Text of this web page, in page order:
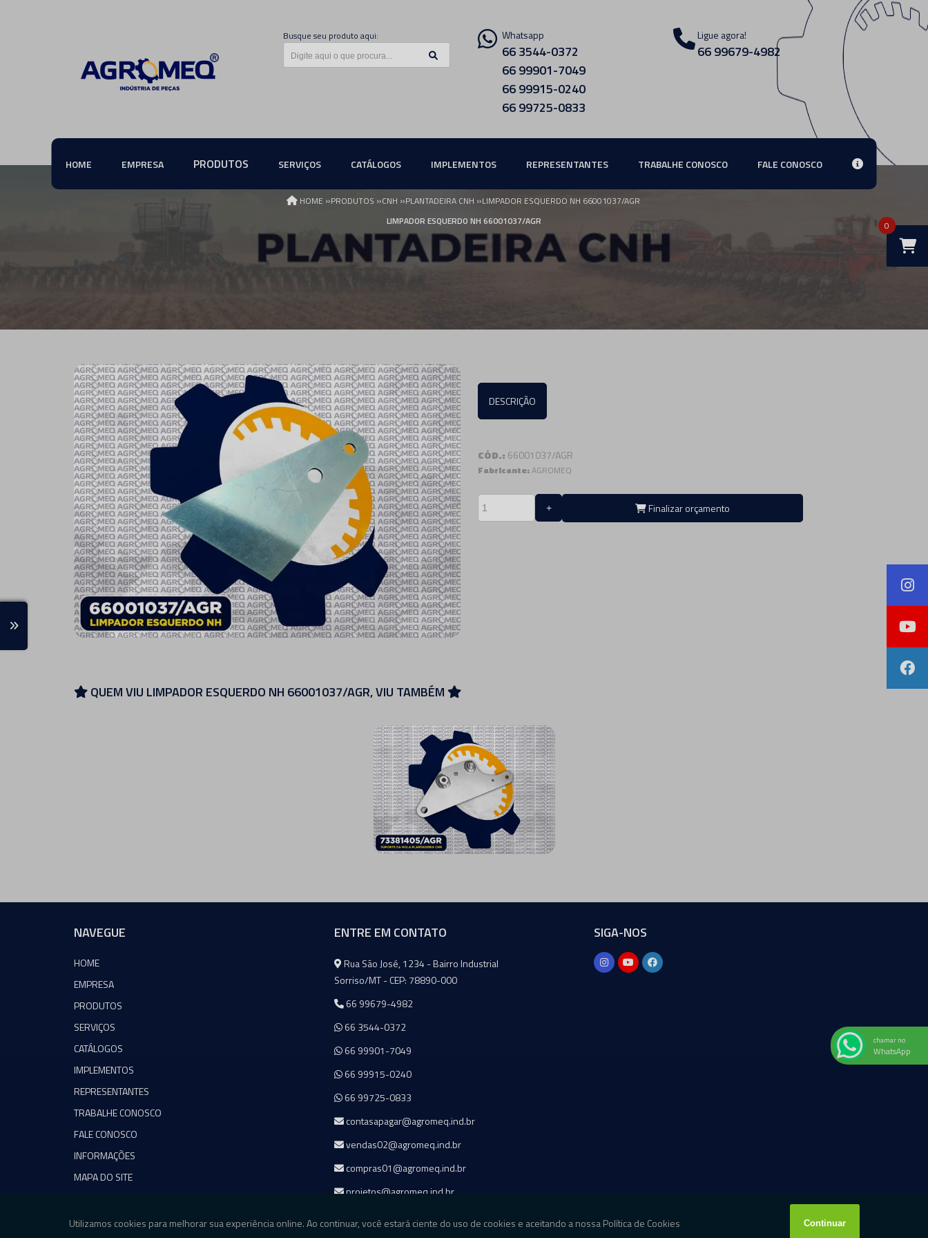
Busque seu produto aqui: Whatsapp
66 3544-0372
66 99901-7049
66 99915-0240
66 99725-0833
Ligue agora!
66 99679-4982
HOME EMPRESA PRODUTOS SERVIÇOS CATÁLOGOS IMPLEMENTOS REPRESENTANTES TRABALHE CONOSCO FALE CONOSCO
0
HOME »PRODUTOS »CNH »PLANTADEIRA CNH »LIMPADOR ESQUERDO NH 66001037/AGR
LIMPADOR ESQUERDO NH 66001037/AGR
DESCRIÇÃO
CÓD.: 66001037/AGR
Fabricante:AGROMEQ
Finalizar orçamento
QUEM VIU LIMPADOR ESQUERDO NH 66001037/AGR, VIU TAMBÉM
NAVEGUE
HOME
EMPRESA
PRODUTOS
SERVIÇOS
CATÁLOGOS
IMPLEMENTOS
REPRESENTANTES
TRABALHE CONOSCO
FALE CONOSCO
INFORMAÇÕES
MAPA DO SITE
ENTRE EM CONTATO
Agromeq
Rua São José, 1234 - Bairro Industrial
Sorriso/MT - CEP: 78890-000
66 99679-4982
66 3544-0372
66 99901-7049
66 99915-0240
66 99725-0833
contasapagar@agromeq.ind.br
vendas02@agromeq.ind.br
compras01@agromeq.ind.br
projetos@agromeq.ind.br
SIGA-NOS
Copyright © Agromeq. (Lei 9610 de 19/02/1998)
chamar no
WhatsApp